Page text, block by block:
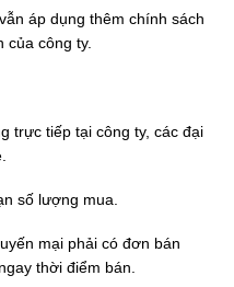
áp dụng thêm chính sách
của công ty.
trực tiếp tại công ty, các đại
số lượng mua.
mại phải có đơn bán
thời điểm bán.